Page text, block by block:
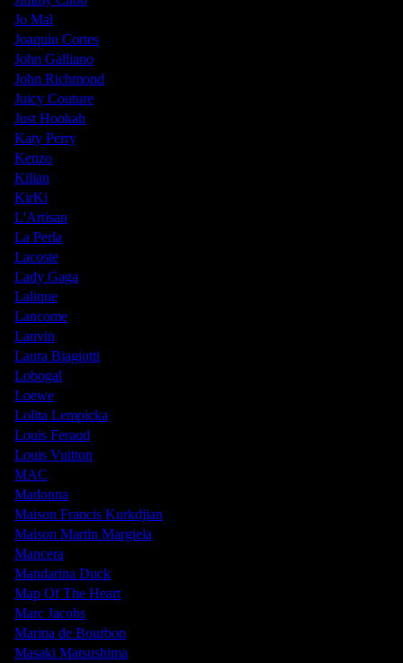
Jo Mal
Joaquin Cortes
John Galliano
John Richmond
Juicy Couture
Just Hookah
Katy Perry
Kenzo
Kilian
KirKi
L'Artisan
La Perla
Lacoste
Lady Gaga
Lalique
Lancome
Lanvin
Laura Biagiotti
Lobogal
Loewe
Lolita Lempicka
Louis Feraud
Louis Vuitton
MAC
Madonna
Maison Francis Kurkdjian
Maison Martin Margiela
Mancera
Mandarina Duck
Map Of The Heart
Marc Jacobs
Marina de Bourbon
Masaki Matsushima